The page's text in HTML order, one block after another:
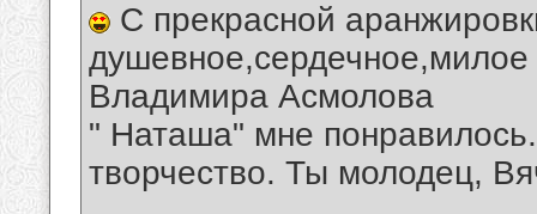
С прекрасной
душевное,сердечное,милое
Владимира Асмолова
" Наташа" мне
творчество. Ты молодец,